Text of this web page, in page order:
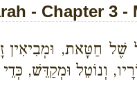
- Chapter 3 -
חַטָּאת, וּמְבִיאִין
וְנוֹטֵל וּמְקַדֵּשׁ,